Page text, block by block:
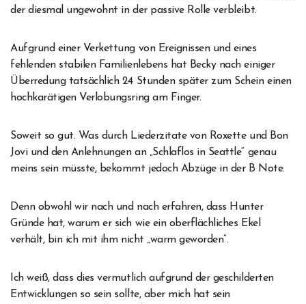
der diesmal ungewohnt in der passive Rolle verbleibt.
Aufgrund einer Verkettung von Ereignissen und eines
fehlenden stabilen Familienlebens hat Becky nach einiger
Überredung tatsächlich 24 Stunden später zum Schein einen
hochkarätigen Verlobungsring am Finger.
Soweit so gut. Was durch Liederzitate von Roxette und Bon
Jovi und den Anlehnungen an „Schlaflos in Seattle“ genau
meins sein müsste, bekommt jedoch Abzüge in der B Note.
Denn obwohl wir nach und nach erfahren, dass Hunter
Gründe hat, warum er sich wie ein oberflächliches Ekel
verhält, bin ich mit ihm nicht „warm geworden“.
Ich weiß, dass dies vermutlich aufgrund der geschilderten
Entwicklungen so sein sollte, aber mich hat sein